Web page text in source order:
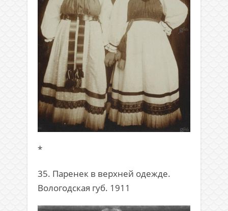
*
35. Паренек в верхней одежде.
Вологодская губ. 1911